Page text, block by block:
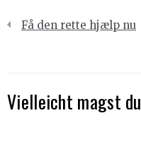
Indlægsnavigation
Få den rette hjælp nu
Vielleicht magst du